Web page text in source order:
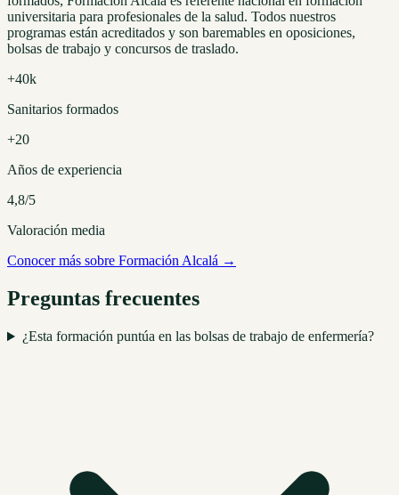
universitaria para profesionales de la salud. Todos nuestros
programas están acreditados y son baremables en oposiciones,
bolsas de trabajo y concursos de traslado.
+40k
Sanitarios formados
+20
Años de experiencia
4,8/5
Valoración media
Conocer más sobre Formación Alcalá →
Preguntas frecuentes
¿Esta formación puntúa en las bolsas de trabajo de enfermería?